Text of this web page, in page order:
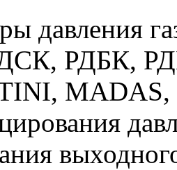
давления
РДБК,
MADAS,